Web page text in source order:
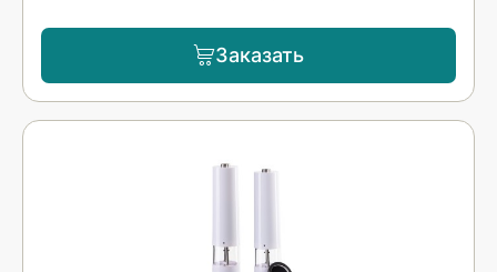
Заказать